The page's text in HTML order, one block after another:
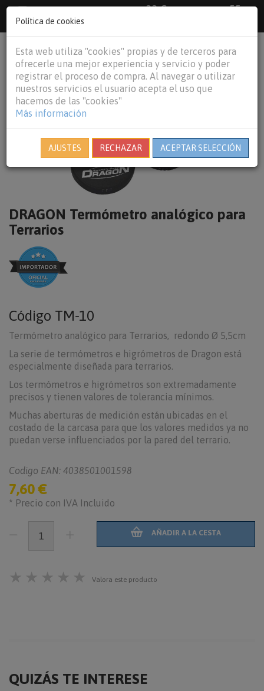
33 €
55
€Baleares y
person shopping_cart
DRAGON Termómetro analógico para
Terrarios
Código TM-10
Termómetro analógico para Terrarios, redondo Ø 5,5cm
La serie de termómetros e higrómetros de Dragon está
especialmente diseñada para terrarios.
Los termómetros e higrómetros son extremadamente
precisos y tienen valores de tolerancia mínimos.
Muchas aberturas de medición están ubicadas en el
costado de la carcasa para que los valores medidos ya no
puedan verse influenciados por la pared del terrario.
Codigo EAN: 4038501001598
7,60 €
* Precio con IVA Incluido
AÑADIR A LA CESTA
★ ★ ★ ★ ★ Valora este producto
QUIZÁS TE INTERESE
Política de cookies
Esta web utiliza "cookies" propias y de terceros para
ofrecerle una mejor experiencia y servicio y poder
registrar el proceso de compra. Al navegar o utilizar
nuestros servicios el usuario acepta el uso que
hacemos de las "cookies"
Más información
AJUSTES RECHAZAR ACEPTAR SELECCIÓN